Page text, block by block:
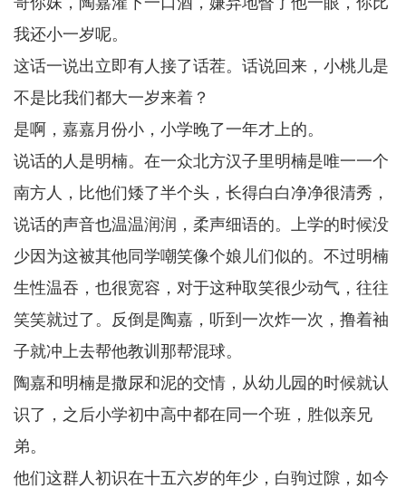
我还小一岁呢。
这话一说出立即有人接了话茬。话说回来，小桃儿是
不是比我们都大一岁来着？
是啊，嘉嘉月份小，小学晚了一年才上的。
说话的人是明楠。在一众北方汉子里明楠是唯一一个
南方人，比他们矮了半个头，长得白白净净很清秀，
说话的声音也温温润润，柔声细语的。上学的时候没
少因为这被其他同学嘲笑像个娘儿们似的。不过明楠
生性温吞，也很宽容，对于这种取笑很少动气，往往
笑笑就过了。反倒是陶嘉，听到一次炸一次，撸着袖
子就冲上去帮他教训那帮混球。
陶嘉和明楠是撒尿和泥的交情，从幼儿园的时候就认
识了，之后小学初中高中都在同一个班，胜似亲兄
弟。
他们这群人初识在十五六岁的年少，白驹过隙，如今